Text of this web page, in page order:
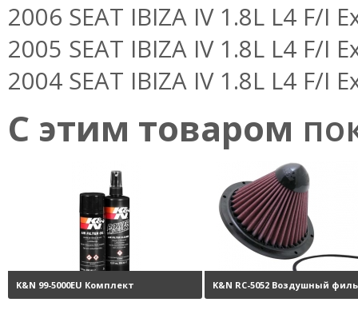
2006 SEAT IBIZA IV 1.8L L4 F/I
2005 SEAT IBIZA IV 1.8L L4 F/I
2004 SEAT IBIZA IV 1.8L L4 F/I
С этим товаром
K&N 99-5000EU Комплект K&N RC-5052 Воздушный